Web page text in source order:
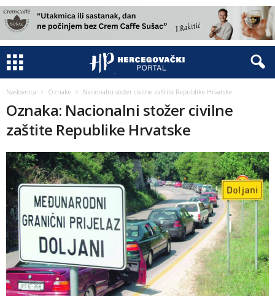
Naslovnica Oznake Nacionalni stožer civilne zaštite Republike Hrvatske
Oznaka: Nacionalni stožer civilne
zaštite Republike Hrvatske